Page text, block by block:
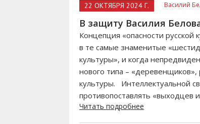
22 ОКТЯБРЯ 2024 Г. Василий
В защиту Василия
Концепция «опасности русской
в те самые знаменитые
культуры», и когда
нового типа –
культуры. Интеллектуальной
противопоставлять «выходцев
Читать подробнее